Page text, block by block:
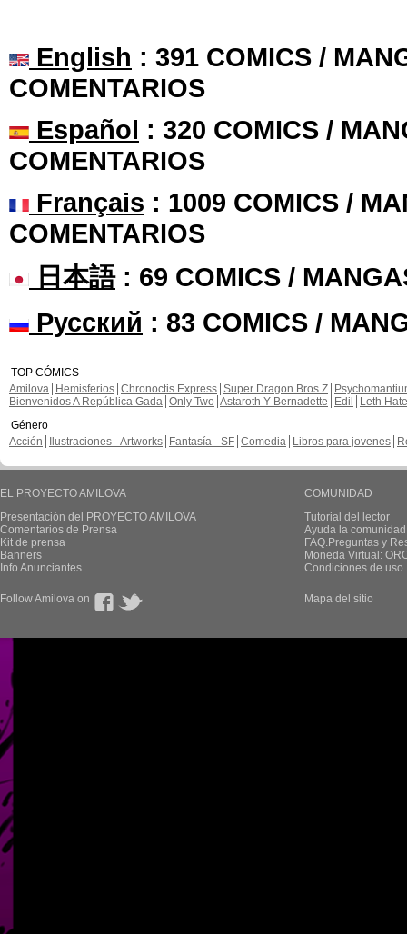
English : 391 COMICS /
COMENTARIOS
Español : 320 COMICS /
COMENTARIOS
Français : 1009 COMICS /
COMENTARIOS
日本語: 69 COMICS /
Русский : 83 COMICS /
TOP CÓMICS
Amilova
Hemisferios Chronoctis Express Super Dragon Bros Z
Bienvenidos A República Gada Only Two Astaroth Y Bernadette Edil
Leth Hate
Género
Acción
Ilustraciones - Artworks Fantasía - SF Comedia Libros para jovenes
EL PROYECTO AMILOVA
Presentación del PROYECTO AMILOVA
Comentarios de Prensa
Kit de prensa
Banners
Info Anunciantes
COMUNIDAD
Tutorial del lector
Ayuda la
FAQ.Preguntas y
Moneda Virtual:
Condiciones de uso
Follow Amilova on Mapa del sitio